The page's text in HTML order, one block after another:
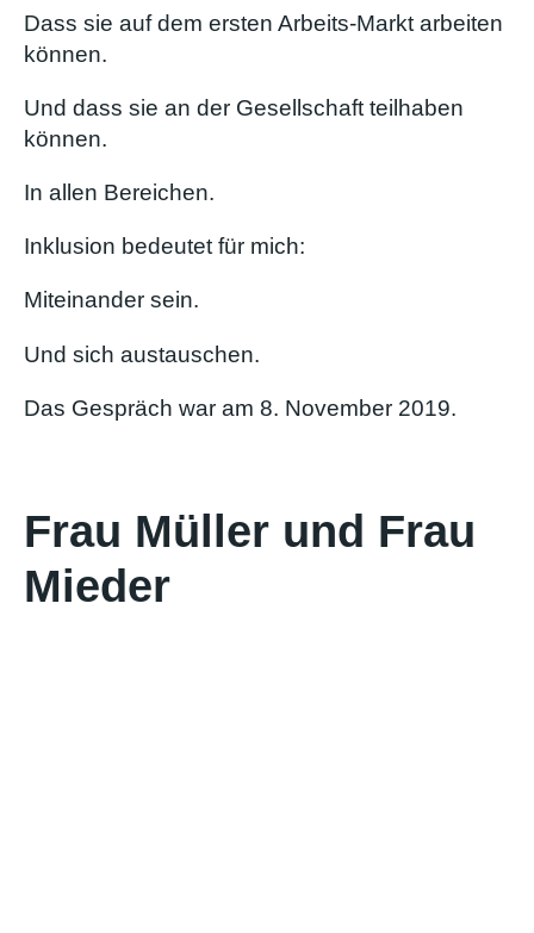
Dass sie auf dem ersten Arbeits-Markt arbeiten
können.
Und dass sie an der Gesellschaft teilhaben
können.
In allen Bereichen.
Inklusion bedeutet für mich:
Miteinander sein.
Und sich austauschen.
Das Gespräch war am 8. November 2019.
Frau Müller und Frau
Mieder